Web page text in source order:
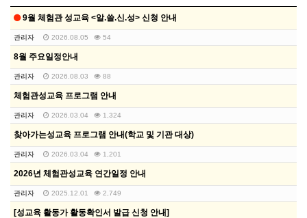
9월 체험관 성교육 <알.쓸.신.성> 신청 안내
관리자 2026.08.05 54
8월 주요일정안내
관리자 2026.08.03 88
체험관성교육 프로그램 안내
관리자 2026.03.04 1,324
찾아가는성교육 프로그램 안내(학교 및 기관 대상)
관리자 2026.03.04 1,201
2026년 체험관성교육 연간일정 안내
관리자 2025.12.01 2,749
[성교육 활동가 활동확인서 발급 신청 안내]